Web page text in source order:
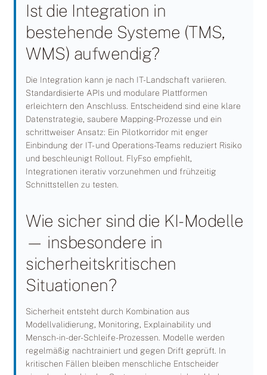
Ist die Integration in
bestehende Systeme (TMS,
WMS) aufwendig?
Die Integration kann je nach IT-Landschaft variieren.
Standardisierte APIs und modulare Plattformen
erleichtern den Anschluss. Entscheidend sind eine klare
Datenstrategie, saubere Mapping-Prozesse und ein
schrittweiser Ansatz: Ein Pilotkorridor mit enger
Einbindung der IT- und Operations-Teams reduziert Risiko
und beschleunigt Rollout. FlyFso empfiehlt,
Integrationen iterativ vorzunehmen und frühzeitig
Schnittstellen zu testen.
Wie sicher sind die KI-Modelle
— insbesondere in
sicherheitskritischen
Situationen?
Sicherheit entsteht durch Kombination aus
Modellvalidierung, Monitoring, Explainability und
Mensch-in-der-Schleife-Prozessen. Modelle werden
regelmäßig nachtrainiert und gegen Drift geprüft. In
kritischen Fällen bleiben menschliche Entscheider